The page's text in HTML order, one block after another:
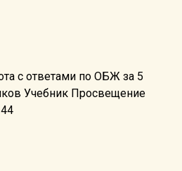
с ответами по ОБЖ за 5
Учебник Просвещение